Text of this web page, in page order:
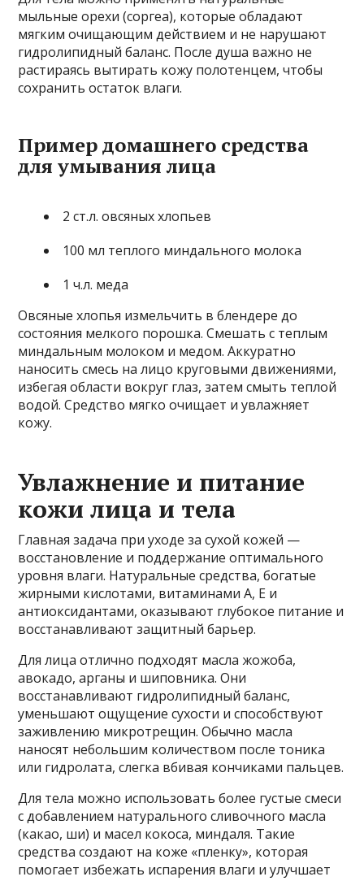
мыльные орехи (соргеа), которые обладают
мягким очищающим действием и не нарушают
гидролипидный баланс. После душа важно не
растираясь вытирать кожу полотенцем, чтобы
сохранить остаток влаги.
Пример домашнего средства
для умывания лица
2 ст.л. овсяных хлопьев
100 мл теплого миндального молока
1 ч.л. меда
Овсяные хлопья измельчить в блендере до
состояния мелкого порошка. Смешать с теплым
миндальным молоком и медом. Аккуратно
наносить смесь на лицо круговыми движениями,
избегая области вокруг глаз, затем смыть теплой
водой. Средство мягко очищает и увлажняет
кожу.
Увлажнение и питание
кожи лица и тела
Главная задача при уходе за сухой кожей —
восстановление и поддержание оптимального
уровня влаги. Натуральные средства, богатые
жирными кислотами, витаминами A, E и
антиоксидантами, оказывают глубокое питание и
восстанавливают защитный барьер.
Для лица отлично подходят масла жожоба,
авокадо, арганы и шиповника. Они
восстанавливают гидролипидный баланс,
уменьшают ощущение сухости и способствуют
заживлению микротрещин. Обычно масла
наносят небольшим количеством после тоника
или гидролата, слегка вбивая кончиками пальцев.
Для тела можно использовать более густые смеси
с добавлением натурального сливочного масла
(какао, ши) и масел кокоса, миндаля. Такие
средства создают на коже «пленку», которая
помогает избежать испарения влаги и улучшает